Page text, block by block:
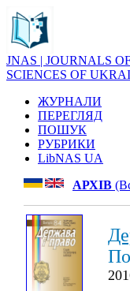
JNAS | JOURNALS
SCIENCES OF
ЖУРНАЛИ
ПЕРЕГЛЯД
ПОШУК
РУБРИКИ
LibNAS UA
АРХІВ